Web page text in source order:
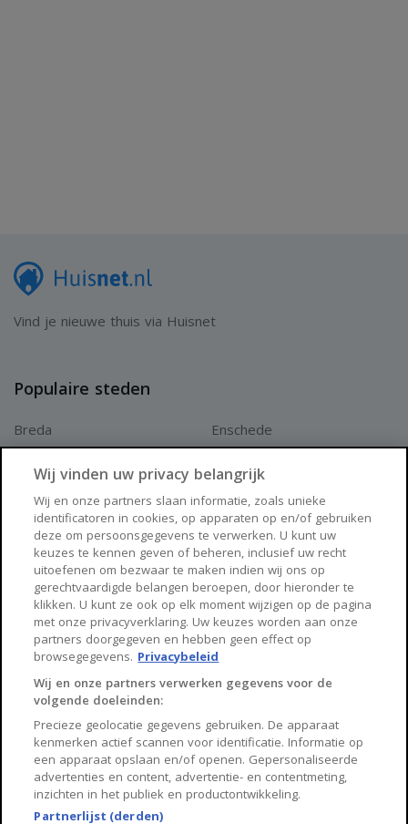
Vind je nieuwe thuis via Huisnet
Populaire steden
Breda
Arnhem
Enschede
Zwolle
Huisnet
Over Huisnet
Algemene voorwaarden
Privacybeleid
Contact
Sitemap
Copyright 2026, Huisnet is onderdeel van Property Portals
Wij vinden uw privacy belangrijk
Wij en onze partners slaan informatie, zoals unieke
identificatoren in cookies, op apparaten op en/of gebruiken
deze om persoonsgegevens te verwerken. U kunt uw
keuzes te kennen geven of beheren, inclusief uw recht
uitoefenen om bezwaar te maken indien wij ons op
gerechtvaardigde belangen beroepen, door hieronder te
klikken. U kunt ze ook op elk moment wijzigen op de pagina
met onze privacyverklaring. Uw keuzes worden aan onze
partners doorgegeven en hebben geen effect op
browsegegevens. Privacybeleid
Wij en onze partners verwerken gegevens voor de
volgende doeleinden:
Precieze geolocatie gegevens gebruiken. De apparaat
kenmerken actief scannen voor identificatie. Informatie op
een apparaat opslaan en/of openen. Gepersonaliseerde
advertenties en content, advertentie- en contentmeting,
inzichten in het publiek en productontwikkeling.
Partnerlijst (derden)